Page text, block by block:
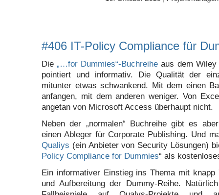
#406 IT-Policy Compliance für
Die„…for Dummies“-Buchreiheaus dem
pointiert und informativ. Die Qualität der
mitunter etwas schwankend. Mit dem einen
anfangen, mit dem anderen weniger. Von
angetan von Microsoft Access überhaupt nicht.
Neben der „normalen“ Buchreihe gibt es
einen Ableger für Corporate Publishing. Und
Qualiys (ein Anbieter von Security Lösungen)
Policy Compliance for Dummies“ als
Ein informativer Einstieg ins Thema mit knapp
und Aufbereitung der Dummy-Reihe.